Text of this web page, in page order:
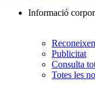
Informació
Publicitat
Consulta
Totes les